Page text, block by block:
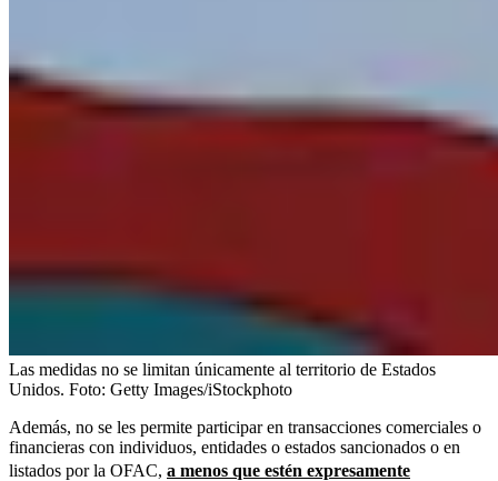
Las medidas no se limitan únicamente al territorio de Estados
Unidos. Foto: Getty Images/iStockphoto
Además, no se les permite participar en transacciones comerciales o
financieras con individuos, entidades o estados sancionados o en
listados por la OFAC, a menos que estén expresamente